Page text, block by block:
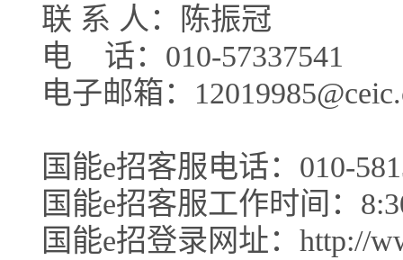
联 系 人：陈振冠
电
话：010-57337541
电子邮箱：
国能e招客服电话：010-
国能e招客服工作时间：
国能e招登录网址：http://